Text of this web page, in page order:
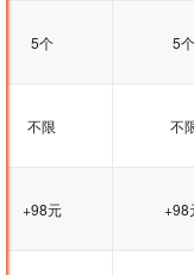
5个 5个
不限 不
+98元 +98